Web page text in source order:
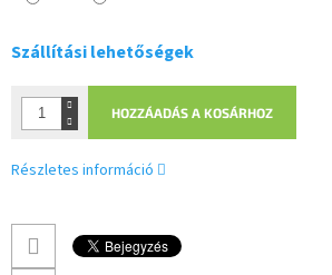
Szállítási lehetőségek
HOZZÁADÁS A KOSÁRHOZ
Részletes információ